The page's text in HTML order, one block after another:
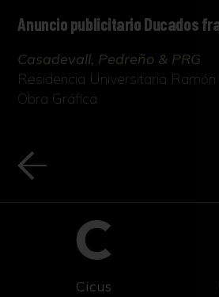
Anuncio publicitario Ducados
Casadevall, Pedreño & PRG
Residencia Universitaria
Obra Gráfica
Cicus